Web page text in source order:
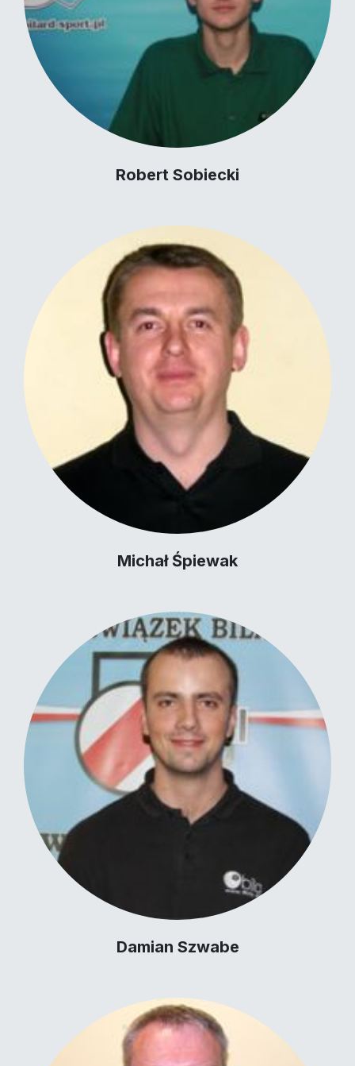
Robert Sobiecki
Michał Śpiewak
Damian Szwabe